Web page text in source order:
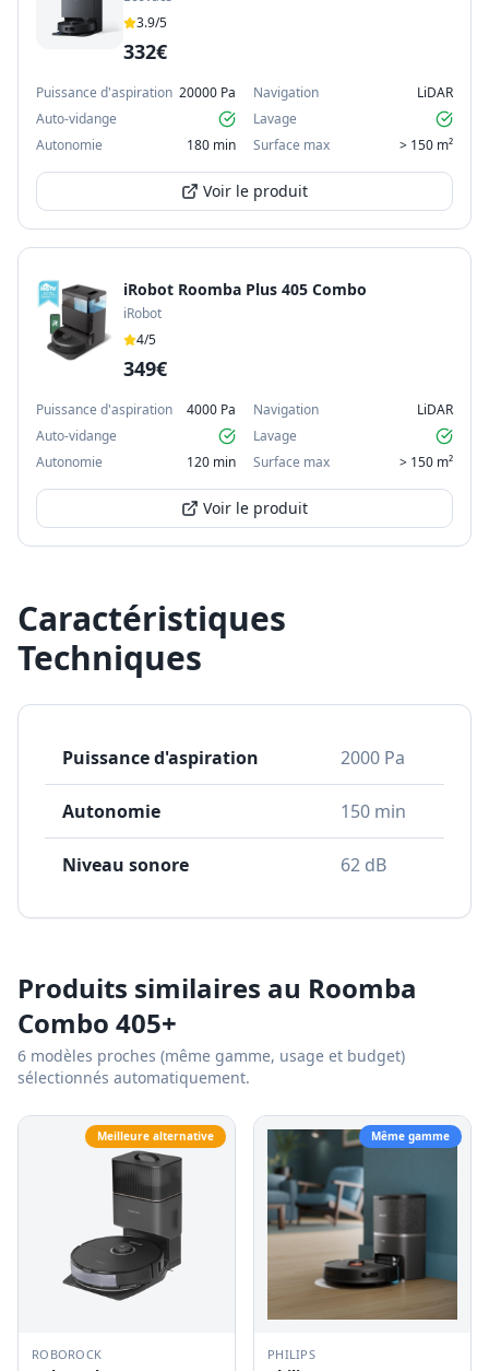
3.9/5
332€
Puissance d'aspiration 20000 Pa Navigation
LiDAR
Auto-vidange
Lavage
Autonomie
180 min Surface max > 150 m²
Voir le produit
iRobot Roomba Plus 405 Combo
iRobot
4/5
349€
Puissance d'aspiration 4000 Pa Navigation
LiDAR
Auto-vidange
Lavage
Autonomie
120 min Surface max > 150 m²
Voir le produit
Caractéristiques
Techniques
Puissance d'aspiration 2000 Pa
Autonomie 150 min
Niveau sonore 62 dB
Produits similaires au Roomba
Combo 405+
6 modèles proches (même gamme, usage et budget)
sélectionnés automatiquement.
Meilleure alternative
ROBOROCK
Même gamme
PHILIPS